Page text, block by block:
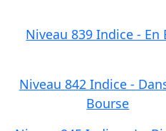
Niveau 839 Indice - En
Niveau 842 Indice -
Bourse